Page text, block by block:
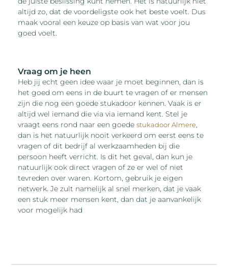
altijd zo, dat de voordeligste ook het beste voelt. Dus
maak vooral een keuze op basis van wat voor jou
goed voelt.
Vraag om je heen
Heb jij echt geen idee waar je moet beginnen, dan is
het goed om eens in de buurt te vragen of er mensen
zijn die nog een goede stukadoor kennen. Vaak is er
altijd wel iemand die via via iemand kent. Stel je
vraagt eens rond naar een goedestukadoor Almere,
dan is het natuurlijk nooit verkeerd om eerst eens te
vragen of dit bedrijf al werkzaamheden bij die
persoon heeft verricht. Is dit het geval, dan kun je
natuurlijk ook direct vragen of ze er wel of niet
tevreden over waren. Kortom, gebruik je eigen
netwerk. Je zult namelijk al snel merken, dat je vaak
een stuk meer mensen kent, dan dat je aanvankelijk
voor mogelijk had